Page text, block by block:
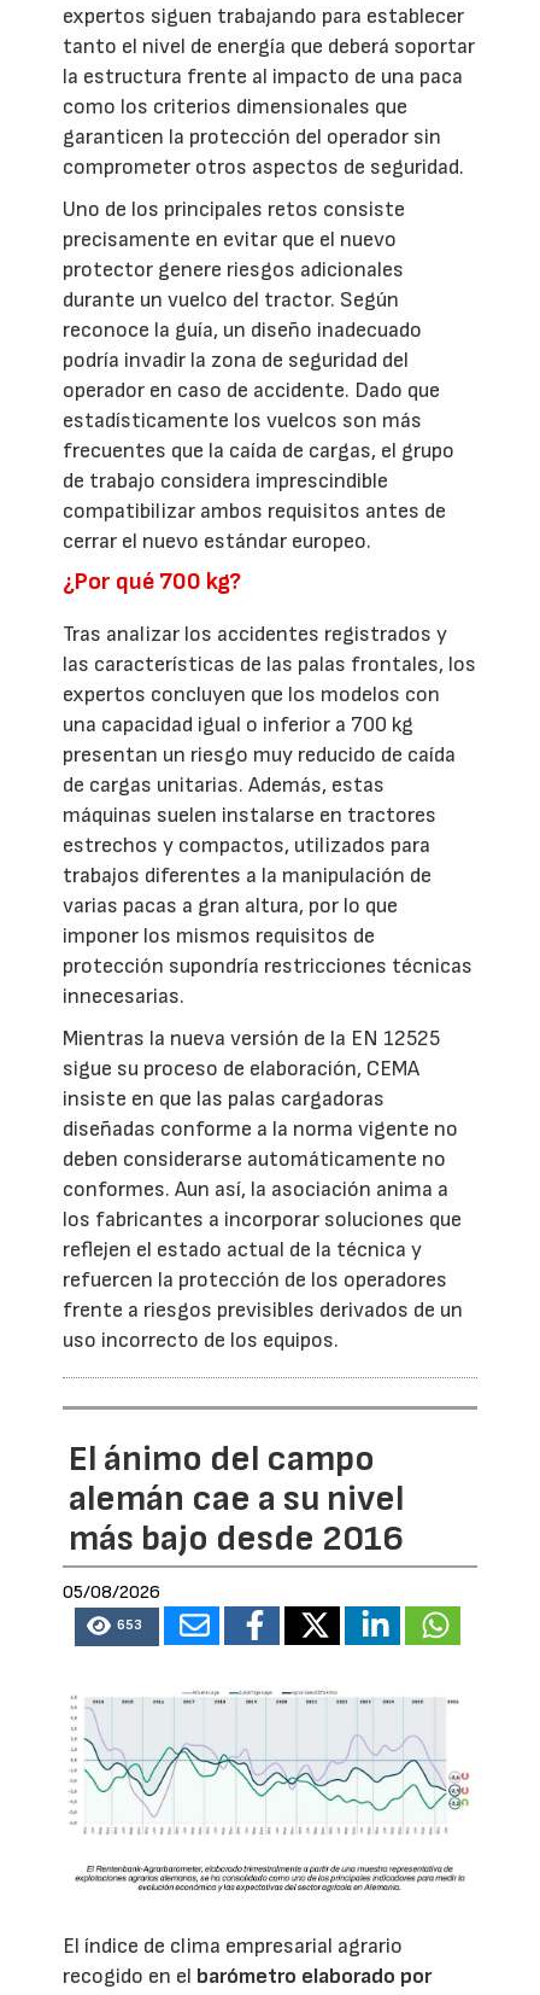
expertos siguen trabajando para establecer
tanto el nivel de energía que deberá soportar
la estructura frente al impacto de una paca
como los criterios dimensionales que
garanticen la protección del operador sin
comprometer otros aspectos de seguridad.
Uno de los principales retos consiste
precisamente en evitar que el nuevo
protector genere riesgos adicionales
durante un vuelco del tractor. Según
reconoce la guía, un diseño inadecuado
podría invadir la zona de seguridad del
operador en caso de accidente. Dado que
estadísticamente los vuelcos son más
frecuentes que la caída de cargas, el grupo
de trabajo considera imprescindible
compatibilizar ambos requisitos antes de
cerrar el nuevo estándar europeo.
¿Por qué 700 kg?
Tras analizar los accidentes registrados y
las características de las palas frontales, los
expertos concluyen que los modelos con
una capacidad igual o inferior a 700 kg
presentan un riesgo muy reducido de caída
de cargas unitarias. Además, estas
máquinas suelen instalarse en tractores
estrechos y compactos, utilizados para
trabajos diferentes a la manipulación de
varias pacas a gran altura, por lo que
imponer los mismos requisitos de
protección supondría restricciones técnicas
innecesarias.
Mientras la nueva versión de la EN 12525
sigue su proceso de elaboración, CEMA
insiste en que las palas cargadoras
diseñadas conforme a la norma vigente no
deben considerarse automáticamente no
conformes. Aun así, la asociación anima a
los fabricantes a incorporar soluciones que
reflejen el estado actual de la técnica y
refuercen la protección de los operadores
frente a riesgos previsibles derivados de un
uso incorrecto de los equipos.
El ánimo del campo
alemán cae a su nivel
más bajo desde 2016
05/08/2026
653
El índice de clima empresarial agrario
recogido en el barómetro elaborado por